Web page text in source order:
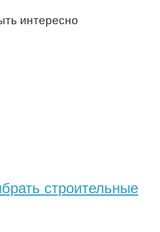
интересно
строительные